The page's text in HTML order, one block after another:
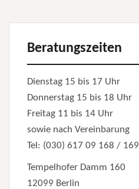
Beratungszeiten
Dienstag 15 bis 17 Uhr
Donnerstag 15 bis 18 Uhr
Freitag 11 bis 14 Uhr
sowie nach Vereinbarung
Tel: (030) 617 09 168 / 169
Tempelhofer Damm 160
12099 Berlin